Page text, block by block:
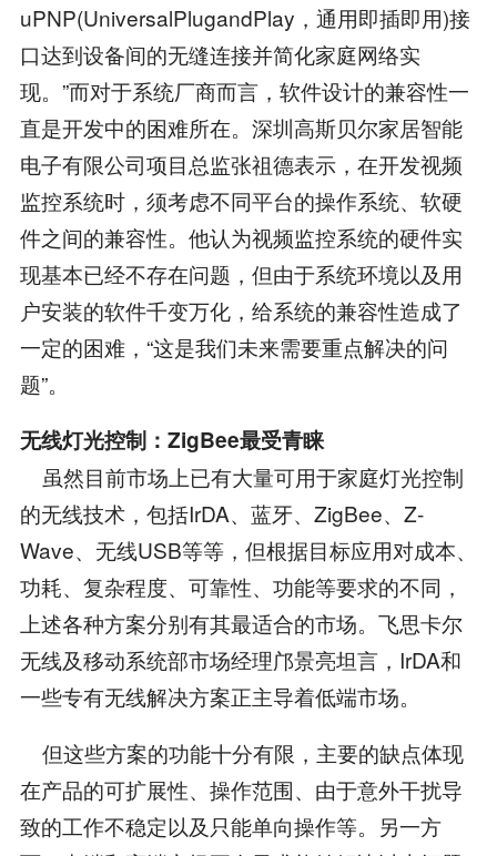
uPNP(UniversalPlugandPlay，通用即插即用)接
口达到设备间的无缝连接并简化家庭网络实
现。”而对于系统厂商而言，软件设计的兼容性一
直是开发中的困难所在。深圳高斯贝尔家居智能
电子有限公司项目总监张祖德表示，在开发视频
监控系统时，须考虑不同平台的操作系统、软硬
件之间的兼容性。他认为视频监控系统的硬件实
现基本已经不存在问题，但由于系统环境以及用
户安装的软件千变万化，给系统的兼容性造成了
一定的困难，“这是我们未来需要重点解决的问
题”。
无线灯光控制：ZigBee最受青睐
虽然目前市场上已有大量可用于家庭灯光控制
的无线技术，包括IrDA、蓝牙、ZigBee、Z-
Wave、无线USB等等，但根据目标应用对成本、
功耗、复杂程度、可靠性、功能等要求的不同，
上述各种方案分别有其最适合的市场。飞思卡尔
无线及移动系统部市场经理邝景亮坦言，IrDA和
一些专有无线解决方案正主导着低端市场。
但这些方案的功能十分有限，主要的缺点体现
在产品的可扩展性、操作范围、由于意外干扰导
致的工作不稳定以及只能单向操作等。另一方